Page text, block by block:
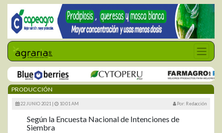
PRODUCCIÓN
22 JUNIO 2021 | 10:01 AM Por: Redacción
Según la Encuesta Nacional de Intenciones de
Siembra